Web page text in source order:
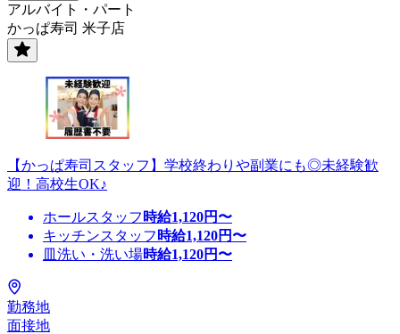
アルバイト・パート
かっぱ寿司 米子店
【かっぱ寿司スタッフ】学校終わりや副業にも◎未経験歓
迎！高校生OK♪
ホールスタッフ 時給1,120円〜
キッチンスタッフ 時給1,120円〜
皿洗い・洗い場時給1,120円〜
勤務地
面接地